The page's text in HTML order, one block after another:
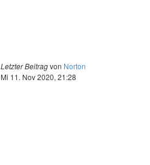
Letzter Beitragvon Norton
Mi 11. Nov 2020, 21:28